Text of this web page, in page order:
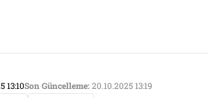
13:10Son Güncelleme:20.10.2025 13:19